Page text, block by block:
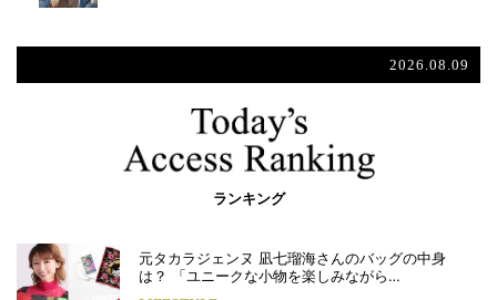
2026.08.09
ランキング
元タカラジェンヌ 凪七瑠海さんのバッグの中身
は？ 「ユニークな小物を楽しみながら…